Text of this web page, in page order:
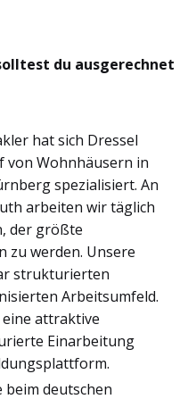
du ausgerechnet
hat sich Dressel
von Wohnhäusern in
spezialisiert. An
arbeiten wir täglich
der größte
zu werden. Unsere
strukturierten
Arbeitsumfeld.
attraktive
Einarbeitung
deutschen